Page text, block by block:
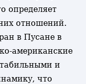
определяет
отношений.
в Пусане в
американские
и
что